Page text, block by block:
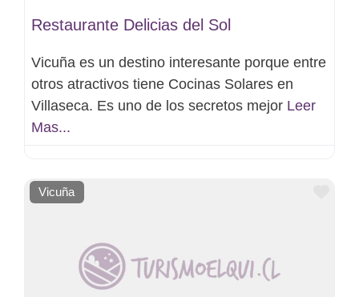
Restaurante Delicias del Sol
Vicuña es un destino interesante porque entre
otros atractivos tiene Cocinas Solares en
Villaseca. Es uno de los secretos mejor Leer
Mas...
Vicuña